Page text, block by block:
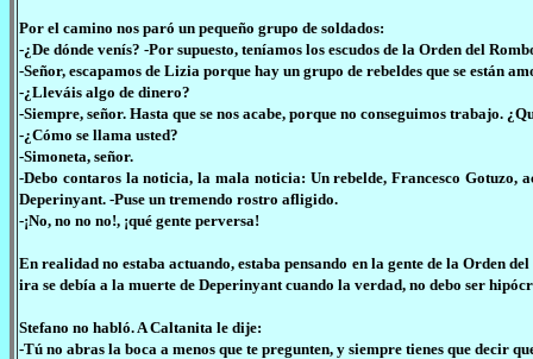
Por el camino nos paró un pequeño grupo de soldados:
-¿De dónde venís? -Por supuesto, teníamos los escudos de la Orden del
-Señor, escapamos de Lizia porque hay un grupo de rebeldes que se están
-¿Lleváis algo de dinero?
-Siempre, señor. Hasta que se nos acabe, porque no conseguimos trabajo.
-¿Cómo se llama usted?
-Simoneta, señor.
-Debo contaros la noticia, la mala noticia: Un rebelde, Francesco
Deperinyant. -Puse un tremendo rostro afligido.
-¡No, no no no!, ¡qué gente perversa!
En realidad no estaba actuando, estaba pensando en la gente de la Orden
ira se debía a la muerte de Deperinyant cuando la verdad, no debo ser
Stefano no habló. A Caltanita le dije:
-Tú no abras la boca a menos que te pregunten, y siempre tienes que decir